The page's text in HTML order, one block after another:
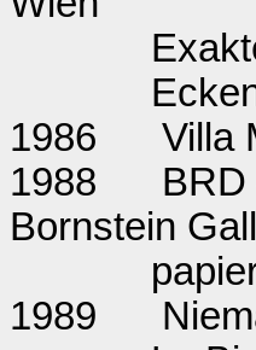
1986
Villa
1988
Bornstein
1989